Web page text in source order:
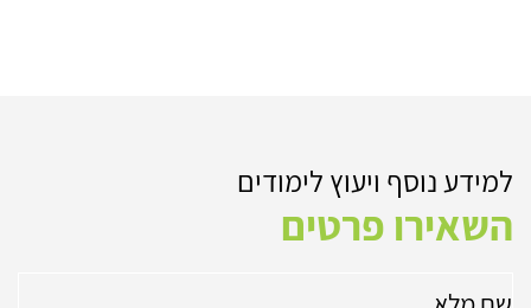
למידע נוסף ויעוץ לימודים
השאירו פרטים